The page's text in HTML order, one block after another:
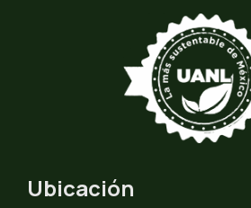
Ubicación